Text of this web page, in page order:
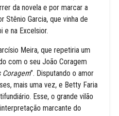
da novela e por marcar a
Stênio Garcia, que vinha de
e na Excelsior.
Meira, que repetiria um
com o seu João Coragem
Coragem”. Disputando o amor
mais uma vez, e Betty Faria
Esse, o grande vilão
marcante do